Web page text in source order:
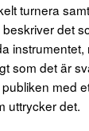
turnera
det
som det är
med
uttrycker det.